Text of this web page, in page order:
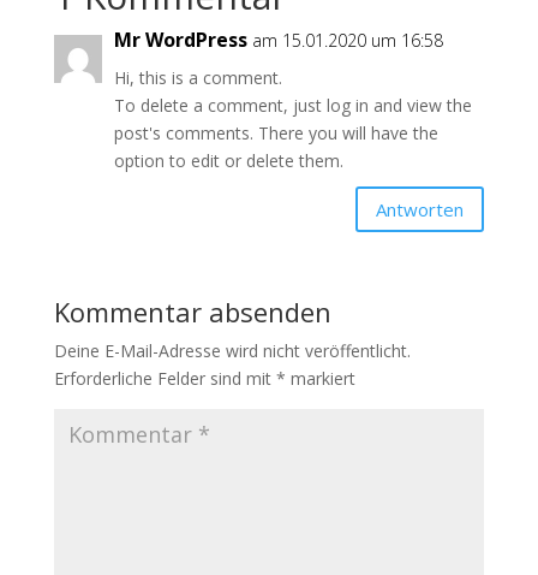
Mr WordPress am 15.01.2020 um 16:58
Hi, this is a comment.
To delete a comment, just log in and view the
post's comments. There you will have the
option to edit or delete them.
Antworten
Kommentar absenden
Deine E-Mail-Adresse wird nicht veröffentlicht.
Erforderliche Felder sind mit * markiert